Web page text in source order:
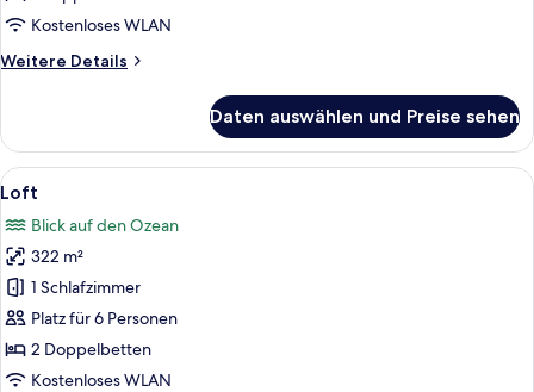
Kostenloses WLAN
Weitere Details
Weitere
Daten auswählen und Preise sehen
Alle
Fotos
für
Loft
anzeigen
Ein modernes Strandgrundstück
11
Loft
Blick auf den Ozean
322 m²
1 Schlafzimmer
Platz für 6 Personen
2 Doppelbetten
Kostenloses WLAN